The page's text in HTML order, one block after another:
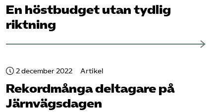
En höstbudget utan tydlig
riktning
2 december 2022 Artikel
Rekordmånga deltagare på
Järnvägs­dagen